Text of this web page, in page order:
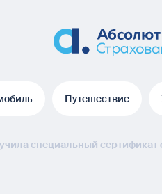
Путешествие
специальный